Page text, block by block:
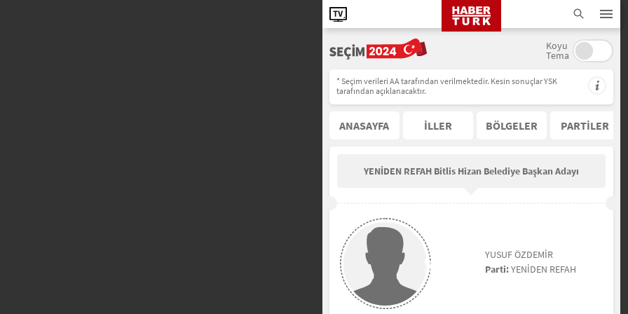
Koyu
Tema
* Seçim verileri AA tarafından verilmektedir. Kesin sonuçlar YSK
tarafından açıklanacaktır.
ANASAYFA İLLER BÖLGELER PARTİLER
YENİDEN REFAH Bitlis Hizan Belediye Başkan Adayı
YUSUF ÖZDEMİR
Parti:YENİDEN REFAH